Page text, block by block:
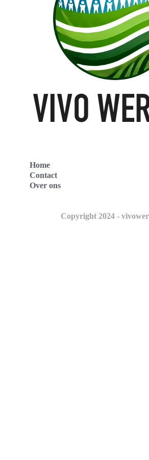
Home
Contact
Over ons
Copyright 2024 -